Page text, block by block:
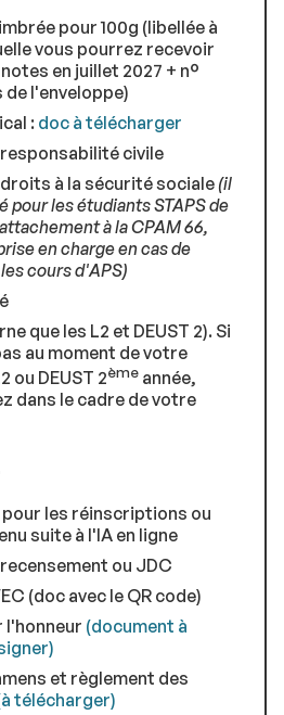
pour 100g (libellée à
vous pourrez recevoir
en juillet 2027 + n°
l'enveloppe)
: doc à télécharger
civile
à la sécurité sociale(il
pour les étudiants STAPS de
à la CPAM 66,
en charge en cas de
cours d'APS)
que les L2 et DEUST 2). Si
au moment de votre
ou DEUST 2èmeannée,
dans le cadre de votre
les réinscriptions ou
suite à l'IA en ligne
ou JDC
(doc avec le QR code)
(document à
et règlement des
télécharger)